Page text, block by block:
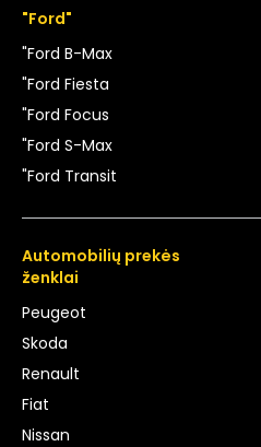
"Ford"
"Ford B-Max
"Ford Fiesta
"Ford Focus
"Ford S-Max
"Ford Transit
Automobilių prekės
ženklai
Peugeot
Skoda
Renault
Fiat
Nissan